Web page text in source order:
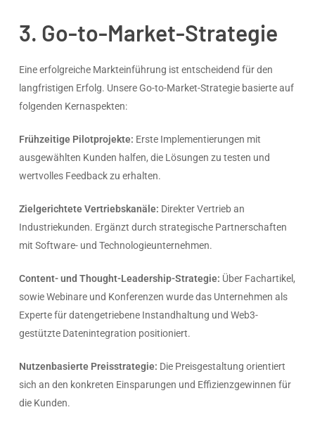
3. Go-to-Market-Strategie
Eine erfolgreiche Markteinführung ist entscheidend für den
langfristigen Erfolg. Unsere Go-to-Market-Strategie basierte auf
folgenden Kernaspekten:
Frühzeitige Pilotprojekte: Erste Implementierungen mit
ausgewählten Kunden halfen, die Lösungen zu testen und
wertvolles Feedback zu erhalten.
Zielgerichtete Vertriebskanäle: Direkter Vertrieb an
Industriekunden. Ergänzt durch strategische Partnerschaften
mit Software- und Technologieunternehmen.
Content- und Thought-Leadership-Strategie: Über Fachartikel,
sowie Webinare und Konferenzen wurde das Unternehmen als
Experte für datengetriebene Instandhaltung und Web3-
gestützte Datenintegration positioniert.
Nutzenbasierte Preisstrategie: Die Preisgestaltung orientiert
sich an den konkreten Einsparungen und Effizienzgewinnen für
die Kunden.